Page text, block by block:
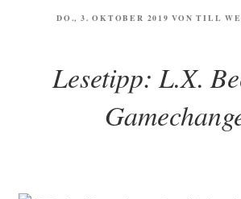
VERÖFFENTLICHT
DO., 3. OKTOBER 2019 VONTILL
Lesetipp: L.X.